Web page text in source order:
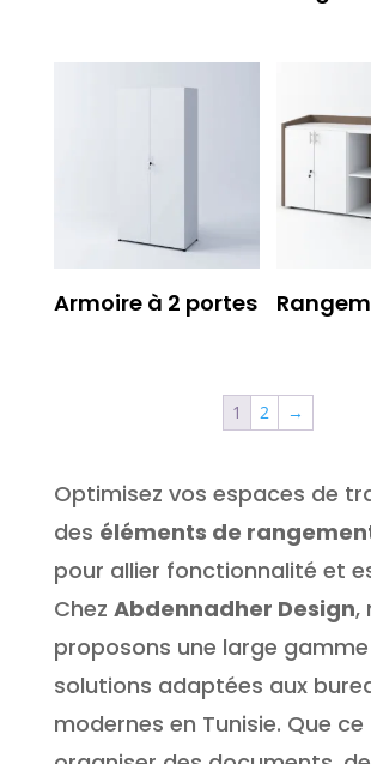
Armoire à 2 portes
1 2 →
Optimisez vos espaces de
des éléments de
pour allier fonctionnalité et
Chez Abdennadher Design,
proposons une large
solutions adaptées aux
modernes en Tunisie. Que